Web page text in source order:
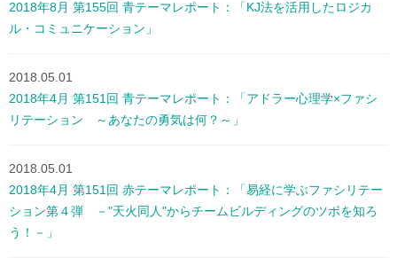
2018年8月 第155回 青テーマレポート：「KJ法を活用したロジカ
ル・コミュニケーション」
2018.05.01
2018年4月 第151回 青テーマレポート：「アドラー心理学×ファシ
リテーション ～あなたの勇気は何？～」
2018.05.01
2018年4月 第151回 赤テーマレポート：「易経に学ぶファシリテー
ション第４弾 －"天火同人"からチームビルディングのツボを知ろ
う！－」